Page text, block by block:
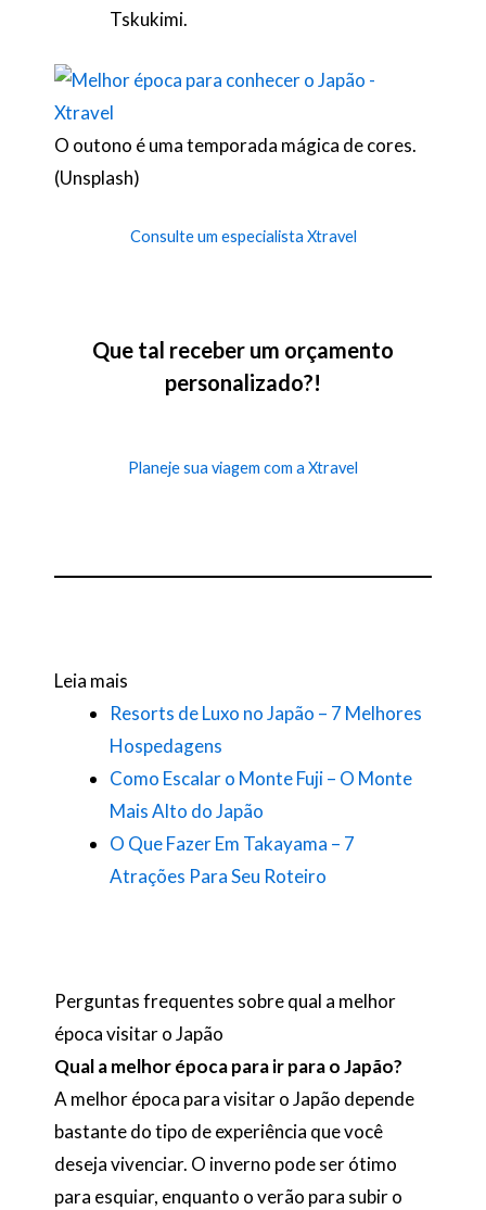
Tskukimi.
O outono é uma temporada mágica de cores.
(Unsplash)
Consulte um especialista Xtravel
Que tal receber um orçamento
personalizado?!
Planeje sua viagem com a Xtravel
Leia mais
Resorts de Luxo no Japão – 7 Melhores
Hospedagens
Como Escalar o Monte Fuji – O Monte
Mais Alto do Japão
O Que Fazer Em Takayama – 7
Atrações Para Seu Roteiro
Perguntas frequentes sobre qual a melhor
época visitar o Japão
Qual a melhor época para ir para o Japão?
A melhor época para visitar o Japão depende
bastante do tipo de experiência que você
deseja vivenciar. O inverno pode ser ótimo
para esquiar, enquanto o verão para subir o